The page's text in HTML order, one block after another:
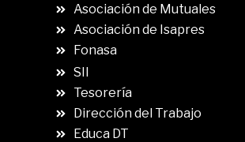
Asociación de Mutuales
Asociación de Isapres
Fonasa
SII
Tesorería
Dirección del Trabajo
Educa DT